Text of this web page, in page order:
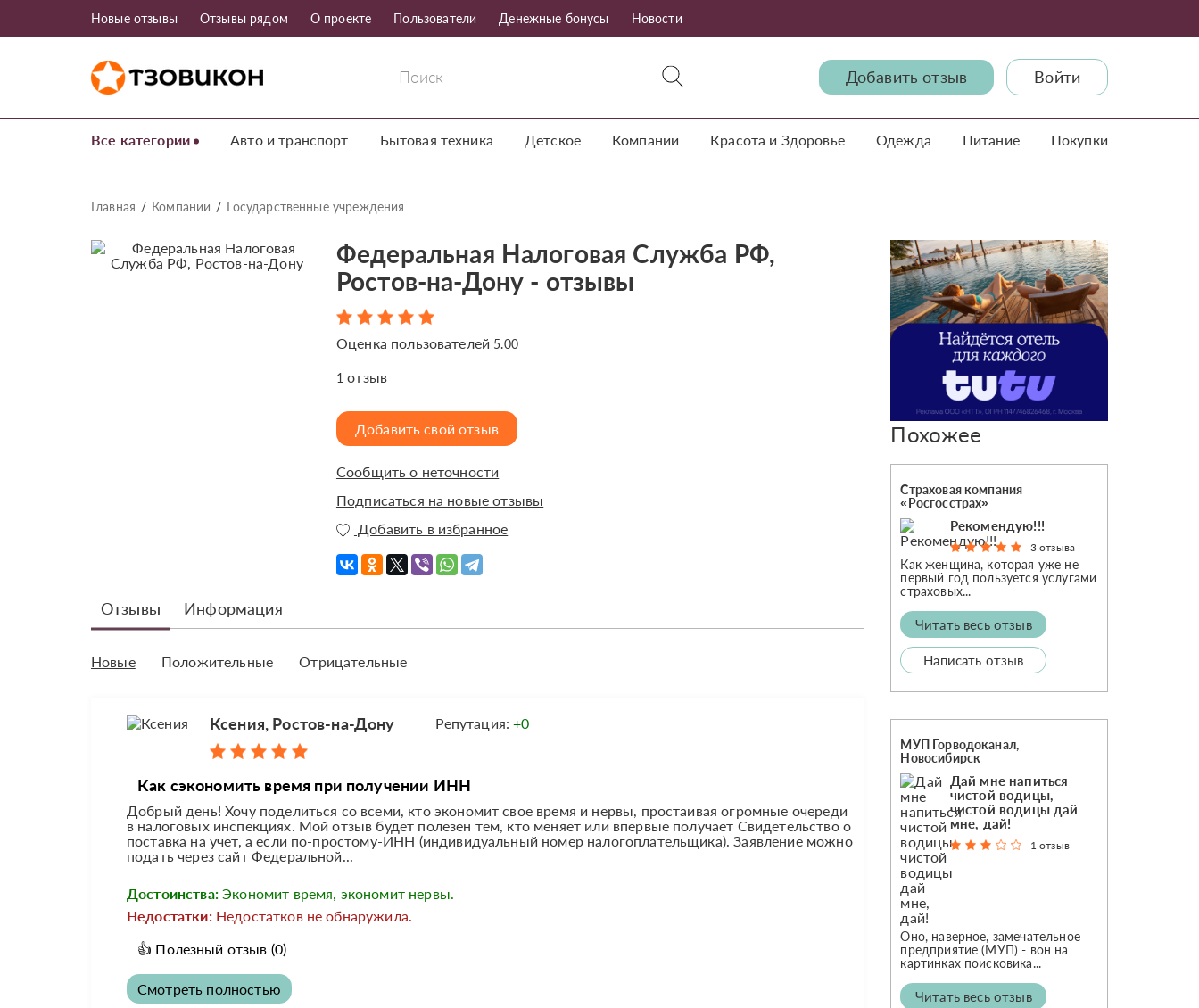
Новые отзывы Отзывы рядом О проекте Пользователи Денежные бонусы Новости
Добавить отзыв Войти
Все категории Авто и транспорт Бытовая техника Детское Компании Красота и Здоровье Одежда Питание Покупки
Главная Компании Государственные учреждения
Федеральная Налоговая Служба РФ,
Ростов-на-Дону - отзывы
Оценка пользователей 5.00
1 отзыв
Добавить свой отзыв
Сообщить о неточности
Подписаться на новые отзывы
Добавить в избранное
Отзывы Информация
Новые Положительные Отрицательные
Ксения, Ростов-на-Дону Репутация:+0
Как сэкономить время при получении ИНН
Добрый день! Хочу поделиться со всеми, кто экономит свое время и нервы, простаивая огромные очереди
в налоговых инспекциях. Мой отзыв будет полезен тем, кто меняет или впервые получает Свидетельство о
поставка на учет, а если по-простому-ИНН (индивидуальный номер налогоплательщика). Заявление можно
подать через сайт Федеральной...
Достоинства: Экономит время, экономит нервы.
Недостатки: Недостатков не обнаружила.
👍 Полезный отзыв (0)
Смотреть полностью
Похожее
Страховая компания
«Росгосстрах»
Рекомендую!!!
3 отзыва
Как женщина, которая уже не
первый год пользуется услугами
страховых...
Читать весь отзыв
Написать отзыв
МУП Горводоканал,
Новосибирск
Дай мне напиться
чистой водицы,
чистой водицы дай
мне, дай!
1 отзыв
Оно, наверное, замечательное
предприятие (МУП) - вон на
картинках поисковика...
Читать весь отзыв